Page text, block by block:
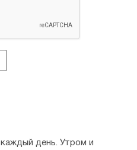
день. Утром и